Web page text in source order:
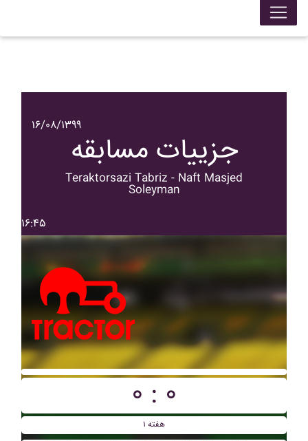
۱۶/۰۸/۱۳۹۹
جزییات مسابقه
Teraktorsazi Tabriz - Naft Masjed
Soleyman
۱۶:۴۵
۰ : ۰
هفته ۱